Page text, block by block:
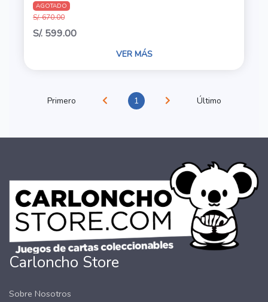
AGOTADO
S/. 670.00
S/. 599.00
VER MÁS
Primero 1 Último
Carloncho Store
Sobre Nosotros